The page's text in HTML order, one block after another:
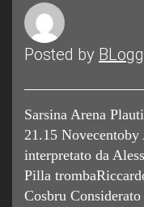
Posted by
Sarsina Arena
21.15
interpretato da
Pilla
Cosbru